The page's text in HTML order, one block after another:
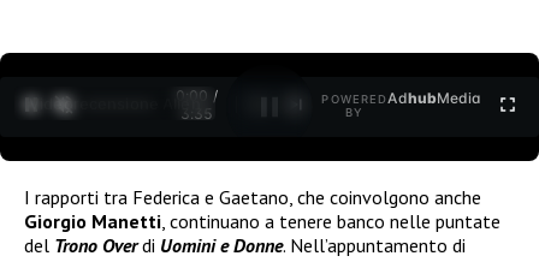
0:00 /
3:35
POWERED
BY
AdhubMedia
I rapporti tra Federica e Gaetano, che coinvolgono anche
Giorgio Manetti , continuano a tenere banco nelle puntate
del Trono Overdi Uomini e Donne. Nell’appuntamento di